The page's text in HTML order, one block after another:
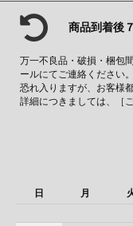
商品到着後
万一不良品・破損・梱包
ールにてご連絡ください。
恐れ入りますが、お客様
詳細につきましては、
［
日
月